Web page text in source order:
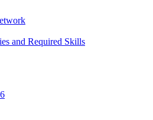
and Required Skills